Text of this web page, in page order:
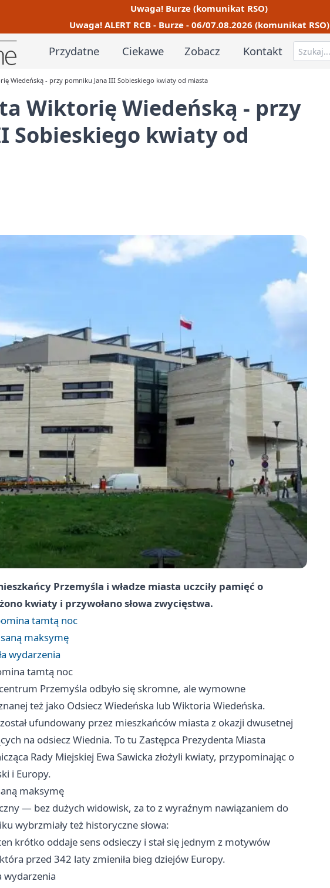
Uwaga! Burze (komunikat RSO)
Uwaga! ALERT RCB - Burze - 06/07.08.2026 (komunikat RSO)
Przydatne Ciekawe Zobacz Kontakt
Wiedeńską - przy pomniku Jana III Sobieskiego kwiaty od miasta
Wiktorię Wiedeńską - przy
Sobieskiego kwiaty od
Przemyśla i władze miasta uczciły pamięć o
kwiaty i przywołano słowa zwycięstwa.
tamtą noc
maksymę
wydarzenia
tamtą noc
Przemyśla odbyło się skromne, ale wymowne
też jako Odsiecz Wiedeńska lub Wiktoria Wiedeńska.
ufundowany przez mieszkańców miasta z okazji dwusetnej
na odsiecz Wiednia. To tu Zastępca Prezydenta Miasta
Rady Miejskiej Ewa Sawicka złożyli kwiaty, przypominając o
i Europy.
maksymę
— bez dużych widowisk, za to z wyraźnym nawiązaniem do
wybrzmiały też historyczne słowa:
krótko oddaje sens odsieczy i stał się jednym z motywów
przed 342 laty zmieniła bieg dziejów Europy.
wydarzenia